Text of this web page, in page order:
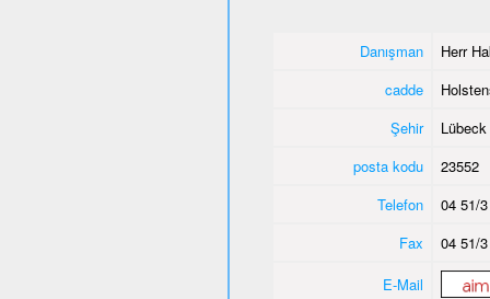
Danışman
Herr
cadde
Şehir
Lübeck
posta kodu
23552
Telefon
04 51/
Fax
04 51/
E-Mail